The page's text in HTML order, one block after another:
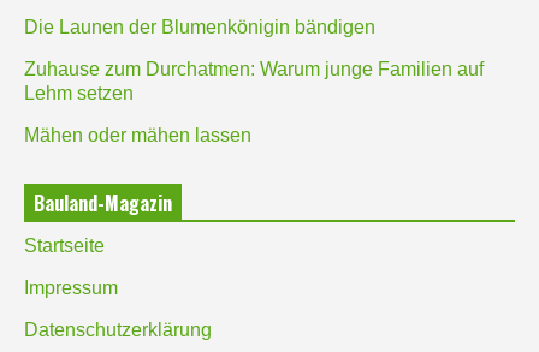
Die Launen der Blumenkönigin bändigen
Zuhause zum Durchatmen: Warum junge Familien auf
Lehm setzen
Mähen oder mähen lassen
Bauland-Magazin
Startseite
Impressum
Datenschutzerklärung